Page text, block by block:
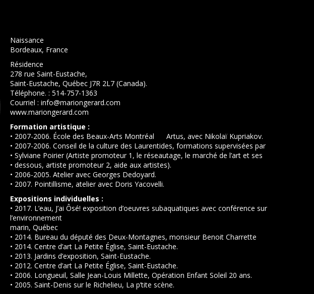
Naissance
Bordeaux, France
Résidence
278 rue Saint-Eustache,
Saint-Eustache, Québec J7R 2L7 (Canada).
Téléphone. : 514-757-1363
Courriel : info@mariongerard.com
www.mariongerard.com
Formation artistique :
• 2007-2006. École des Beaux-Arts Montréal Artus, avec Nikolaï Kupriakov.
• 2007-2006. Conseil de la culture des Laurentides, formations supervisées par
• Sylviane Poirier (Artiste promoteur 1, le réseautage, le marché de l’art et ses
• dessous, artiste promoteur 2, aide aux artistes).
• 2006-2005. Atelier avec Georges Dedoyard.
• 2007. Pointillisme, atelier avec Doris Yacovelli.
Expositions individuelles :
• 2017. L’eau, J’ai Ôsé! exposition d’oeuvres subaquatiques avec conférence sur
l’environnement
marin, Québec
• 2014. Bureau du député des Deux-Montagnes, monsieur Benoit Charrette
• 2014. Centre d’art La Petite Église, Saint-Eustache.
• 2013. Jardins d’exposition, Saint-Eustache.
• 2012. Centre d’art La Petite Église, Saint-Eustache.
• 2006. Longueuil, Salle Jean-Louis Millette, Opération Enfant Soleil 20 ans.
• 2005. Saint-Denis sur le Richelieu, La p’tite scène.